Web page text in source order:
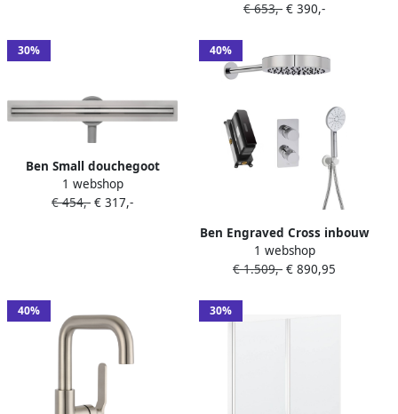
chroom
€ 653,- € 390,-
30%
Ben Small douchegoot
inclusief rooster 70cm
geborsteld rvs
1 webshop
€ 454,- € 317,-
40%
Ben Engraved Cross inbouw
regendoucheset met 4
straalsoorten Ø25cm
1 webshop
€ 1.509,- € 890,95
40% 30%